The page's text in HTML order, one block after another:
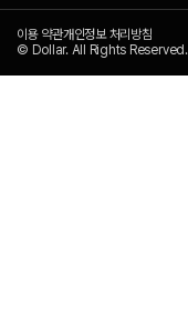
이용 약관개인정보 처리방침
© Dollar. All Rights Reserved.